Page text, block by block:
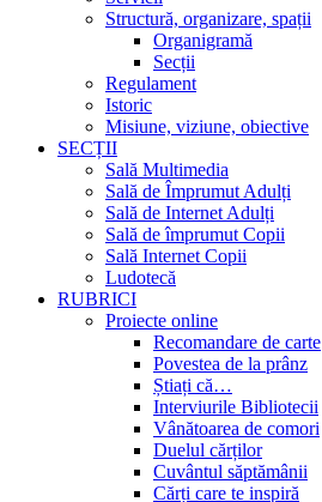
Structură, organizare, spații
Organigramă
Secții
Regulament
Istoric
Misiune, viziune, obiective
SECȚII
Sală Multimedia
Sală de Împrumut Adulți
Sală de Internet Adulți
Sală de împrumut Copii
Sală Internet Copii
Ludotecă
RUBRICI
Proiecte online
Recomandare de carte
Povestea de la prânz
Știați că…
Interviurile Bibliotecii
Vânătoarea de comori
Duelul cărților
Cuvântul săptămânii
Cărți care te inspiră